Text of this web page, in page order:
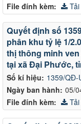
File đính kèm:
Số kí hiệu: 1359/QĐ-
Ngày ban hành: 05/
Quyết định số
phân khu tỷ lệ 1/
thị thông minh
tại xã Đại Phước,
File đính kèm: